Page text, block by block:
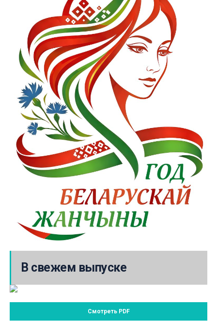
В свежем выпуске
Смотреть PDF